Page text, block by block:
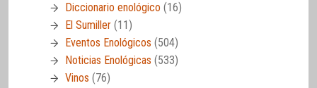
Diccionario enológico (16)
El Sumiller (11)
Eventos Enológicos (504)
Noticias Enológicas (533)
Vinos (76)